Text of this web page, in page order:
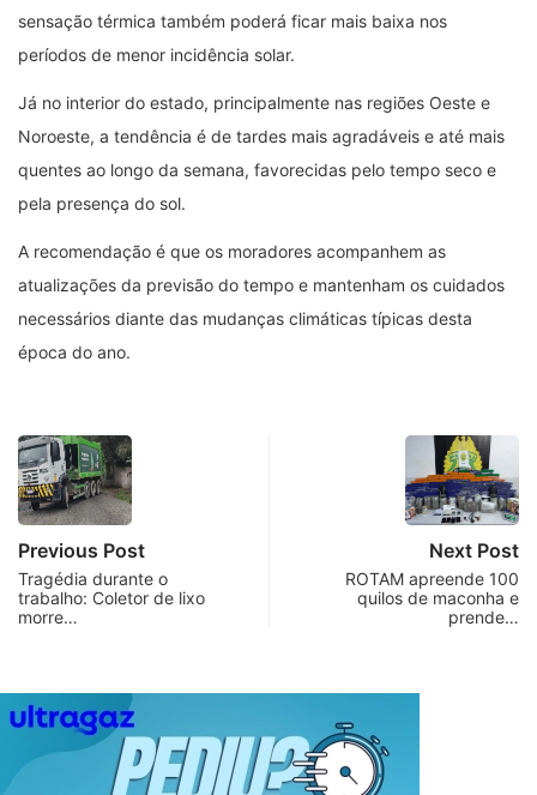
sensação térmica também poderá ficar mais baixa nos
períodos de menor incidência solar.
Já no interior do estado, principalmente nas regiões Oeste e
Noroeste, a tendência é de tardes mais agradáveis e até mais
quentes ao longo da semana, favorecidas pelo tempo seco e
pela presença do sol.
A recomendação é que os moradores acompanhem as
atualizações da previsão do tempo e mantenham os cuidados
necessários diante das mudanças climáticas típicas desta
época do ano.
Previous Post
Tragédia durante o
trabalho: Coletor de lixo
morre…
Next Post
ROTAM apreende 100
quilos de maconha e
prende…